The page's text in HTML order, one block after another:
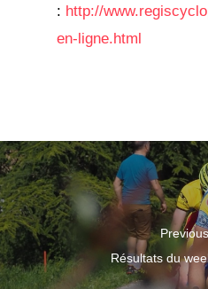
: http://
en-ligne.html
Résultats du